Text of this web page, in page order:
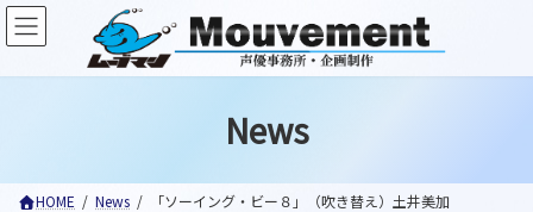
コ
ン
ン
キ
ナ
ビ
ー
に
News
HOME News 「ソーイング・ビー８」（吹き替え）土井美加